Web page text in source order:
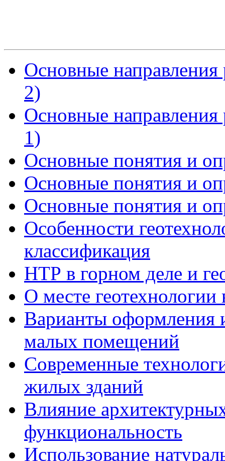
Основные направления
2)
Основные направления
1)
Основные понятия и
Основные понятия и
Основные понятия и
Особенности
классификация
НТР в горном деле и
О месте
Варианты оформления
малых помещений
Современные
жилых зданий
Влияние
функциональность
Использование